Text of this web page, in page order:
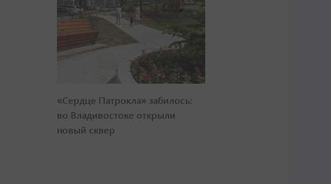
«Сердце Патрокла» забилось:
во Владивостоке открыли
новый сквер